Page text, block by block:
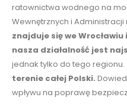
ratownictwa wodnego na
Wewnętrznych i Administracji
znajduje się we Wrocławiu
nasza działalność jest
jednak tylko do tego regionu.
terenie całej Polski.
wpływu na poprawę